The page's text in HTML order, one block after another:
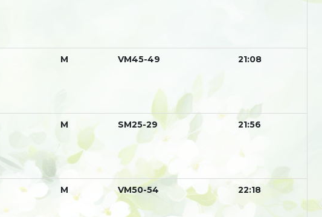
М VM45-49 21:08
М SM25-29 21:56
М VM50-54 22:18